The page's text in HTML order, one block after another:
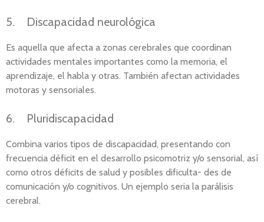
5. Discapacidad neurológica
Es aquella que afecta a zonas cerebrales que coordinan
actividades mentales importantes como la memoria, el
aprendizaje, el habla y otras. También afectan actividades
motoras y sensoriales.
6. Pluridiscapacidad
Combina varios tipos de discapacidad, presentando con
frecuencia déficit en el desarrollo psicomotriz y/o sensorial, así
como otros déficits de salud y posibles dificulta- des de
comunicación y/o cognitivos. Un ejemplo seria la parálisis
cerebral.